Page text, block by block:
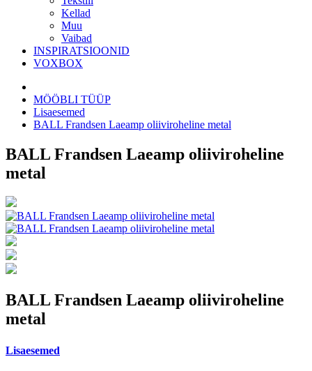
Kellad
Muu
Vaibad
INSPIRATSIOONID
VOXBOX
MÖÖBLI TÜÜP
Lisaesemed
BALL Frandsen Laeamp oliiviroheline metal
BALL Frandsen Laeamp oliiviroheline
metal
BALL Frandsen Laeamp oliiviroheline
metal
Lisaesemed